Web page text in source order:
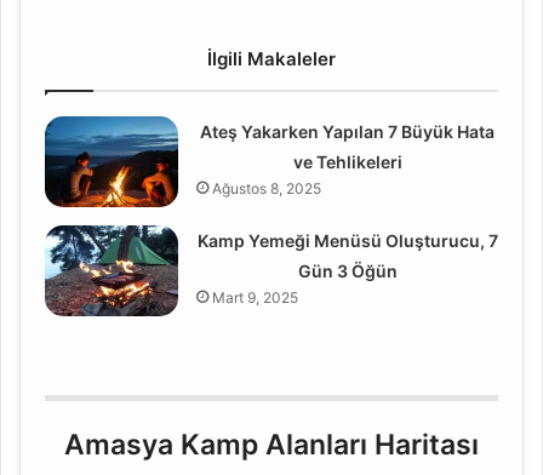
İlgili Makaleler
Ateş Yakarken Yapılan 7 Büyük Hata
ve Tehlikeleri
Ağustos 8, 2025
Kamp Yemeği Menüsü Oluşturucu, 7
Gün 3 Öğün
Mart 9, 2025
Amasya Kamp Alanları Haritası